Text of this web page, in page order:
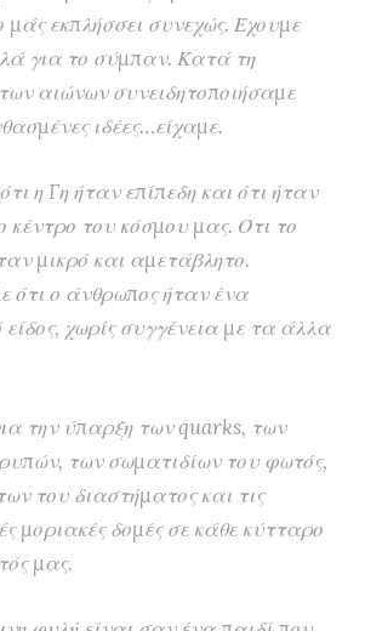
εκπλήσσει συνεχώς. Έχουμε
για το σύμπαν. Κατά τη
αιώνων συνειδητοποιήσαμε
ιδέες…είχαμε.
η Γη ήταν επίπεδη και ότι ήταν
κέντρο του κόσμου μας. Ότι το
μικρό και αμετάβλητο.
ότι ο άνθρωπος ήταν ένα
είδος, χωρίς συγγένεια με τα άλλα
την ύπαρξη των quarks, των
των σωματιδίων του φωτός,
του διαστήματος και τις
μοριακές δομές σε κάθε κύτταρο
μας.